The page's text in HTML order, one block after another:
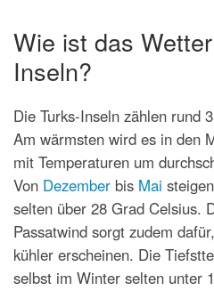
Wie ist das
Inseln?
Die Turks-Inseln zählen rund
Am wärmsten wird es in den
mit Temperaturen um
Von Dezember bis Mai
selten über 28 Grad Celsius.
Passatwind sorgt zudem
kühler erscheinen. Die
selbst im Winter selten unter